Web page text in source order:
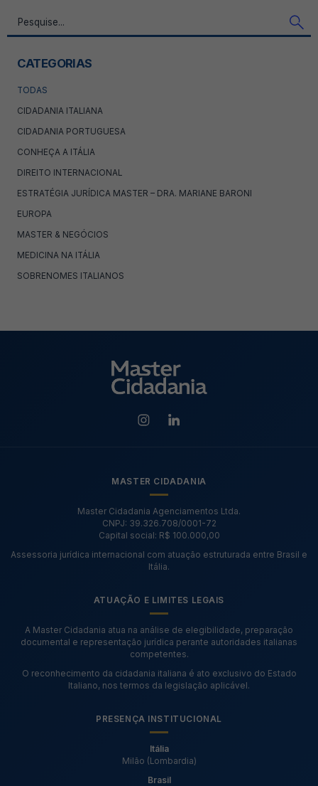
CATEGORIAS
TODAS
CIDADANIA ITALIANA
CIDADANIA PORTUGUESA
CONHEÇA A ITÁLIA
DIREITO INTERNACIONAL
ESTRATÉGIA JURÍDICA MASTER – DRA. MARIANE BARONI
EUROPA
MASTER & NEGÓCIOS
MEDICINA NA ITÁLIA
SOBRENOMES ITALIANOS
MASTER CIDADANIA
Master Cidadania Agenciamentos Ltda.
CNPJ: 39.326.708/0001-72
Capital social: R$ 100.000,00
Assessoria jurídica internacional com atuação estruturada entre Brasil e
Itália.
ATUAÇÃO E LIMITES LEGAIS
A Master Cidadania atua na análise de elegibilidade, preparação
documental e representação jurídica perante autoridades italianas
competentes.
O reconhecimento da cidadania italiana é ato exclusivo do Estado
Italiano, nos termos da legislação aplicável.
PRESENÇA INSTITUCIONAL
Itália
Milão (Lombardia)
Brasil